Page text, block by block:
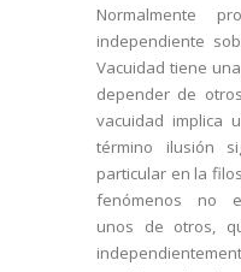
Normalmente
independiente
Vacuidad tiene
depender de
vacuidad implica
término ilusión
particular en la
fenómenos no
unos de otros,